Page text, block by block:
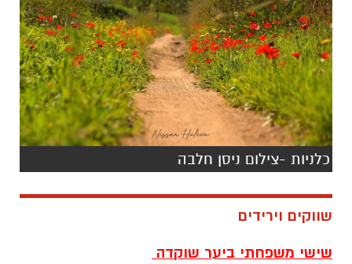
כלניות -צילום ניסן חלבה
שווקים וירידים
שישי משפחתי ביער שוקדה